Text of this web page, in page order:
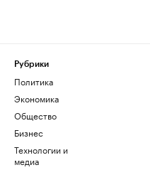
Рубрики
Политика
Экономика
Общество
Бизнес
Технологии и
медиа